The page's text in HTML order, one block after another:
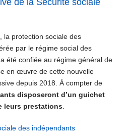
la protection sociale des
par le régime social des
été confiée au régime général de
en œuvre de cette nouvelle
depuis 2018. À compter de
disposeront d’un guichet
leurs prestations
des indépendants